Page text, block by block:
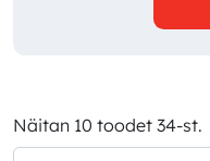
Näitan 10 toodet 34-st.